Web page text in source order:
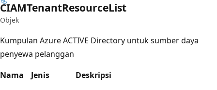
CIAMTenantResourceList
Objek
Kumpulan Azure ACTIVE Directory untuk sumber daya
penyewa pelanggan
Nama
Jenis Deskripsi